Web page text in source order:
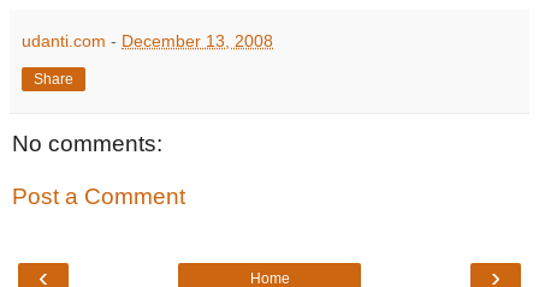
udanti.com - December 13, 2008
Share
No comments:
Post a Comment
‹ ›
Home